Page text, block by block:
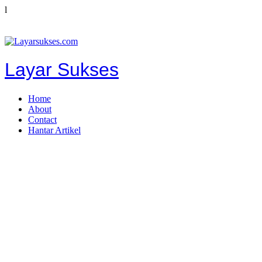
l
Layar Sukses
Home
About
Contact
Hantar Artikel